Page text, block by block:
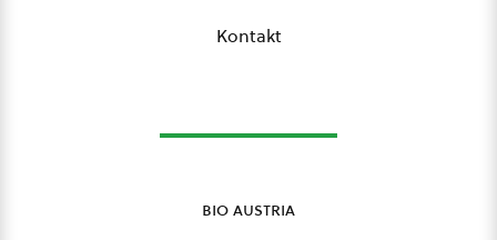
Kontakt
bio austria